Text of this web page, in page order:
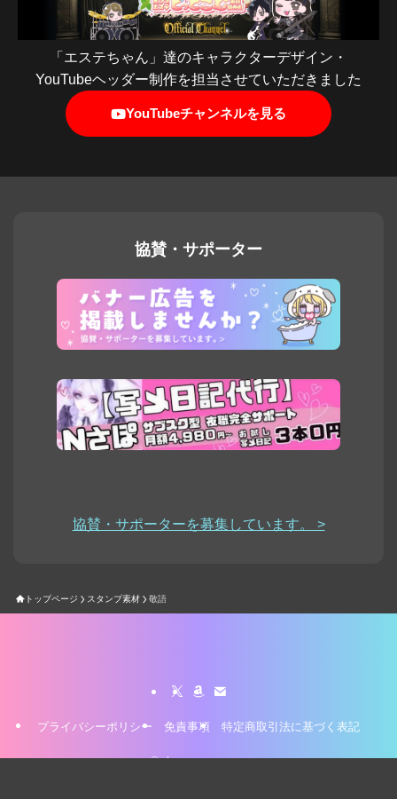
「エステちゃん」達のキャラクターデザイン・
YouTubeヘッダー制作を担当させていただきました
YouTubeチャンネルを見る
協賛・サポーター
協賛・サポーターを募集しています。 >
トップページ スタンプ素材 敬語
プライバシーポリシー 免責事項 特定商取引法に基づく表記
©stamp-yasan.com